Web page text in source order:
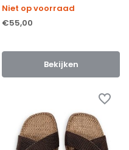
Niet op voorraad
€55,00
Bekijken